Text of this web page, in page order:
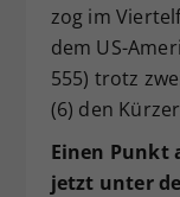
zog im
dem US-
555) trotz
(6) den
Einen Punkt
jetzt unter